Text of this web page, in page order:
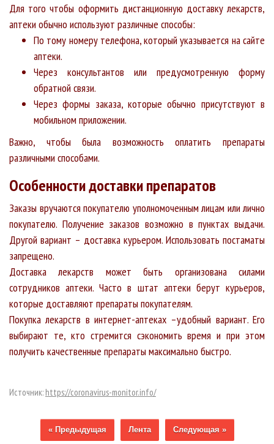
Для того чтобы оформить дистанционную доставку лекарств,
аптеки обычно используют различные способы:
По тому номеру телефона, который указывается на сайте
аптеки.
Через консультантов или предусмотренную форму
обратной связи.
Через формы заказа, которые обычно присутствуют в
мобильном приложении.
Важно, чтобы была возможность оплатить препараты
различными способами.
Особенности доставки препаратов
Заказы вручаются покупателю уполномоченным лицам или лично
покупателю. Получение заказов возможно в пунктах выдачи.
Другой вариант – доставка курьером. Использовать постаматы
запрещено.
Доставка лекарств может быть организована силами
сотрудников аптеки. Часто в штат аптеки берут курьеров,
которые доставляют препараты покупателям.
Покупка лекарств в интернет-аптеках –удобный вариант. Его
выбирают те, кто стремится сэкономить время и при этом
получить качественные препараты максимально быстро.
Источник: https://coronavirus-monitor.info/
« Предыдущая Лента Следующая »